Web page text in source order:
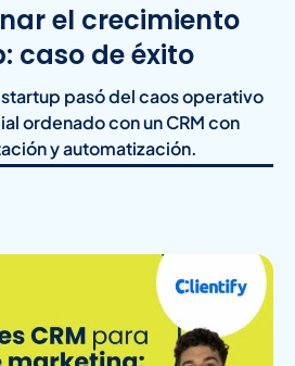
el crecimiento
caso de éxito
pasó del caos operativo
ordenado con un CRM con
y automatización.